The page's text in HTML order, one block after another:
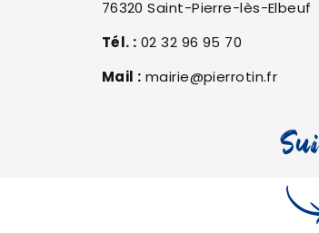
76320 Saint-Pierre-lès-Elbeuf
Tél. : 02 32 96 95 70
Mail : mairie@pierrotin.fr